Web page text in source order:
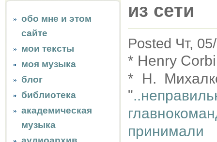
обо мне и этом
сайте
мои тексты
моя музыка
блог
библиотека
академическая
музыка
из сети
Posted Чт,
* Henry
* Н.
"